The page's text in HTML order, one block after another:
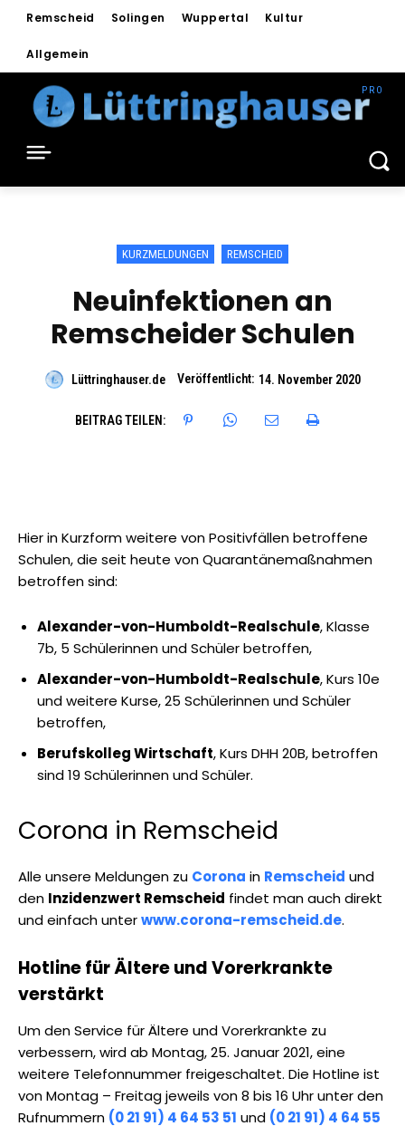
Remscheid Solingen Wuppertal Kultur
Allgemein
KURZMELDUNGEN REMSCHEID
Neuinfektionen an
Remscheider Schulen
Lüttringhauser.de Veröffentlicht: 14. November 2020
BEITRAG TEILEN:
Hier in Kurzform weitere von Positivfällen betroffene
Schulen, die seit heute von Quarantänemaßnahmen
betroffen sind:
Alexander-von-Humboldt-Realschule, Klasse
7b, 5 Schülerinnen und Schüler betroffen,
Alexander-von-Humboldt-Realschule, Kurs 10e
und weitere Kurse, 25 Schülerinnen und Schüler
betroffen,
Berufskolleg Wirtschaft, Kurs DHH 20B, betroffen
sind 19 Schülerinnen und Schüler.
Corona in Remscheid
Alle unsere Meldungen zu Corona in Remscheid und
den Inzidenzwert Remscheid findet man auch direkt
und einfach unterwww.corona-remscheid.de.
Hotline für Ältere und Vorerkrankte
verstärkt
Um den Service für Ältere und Vorerkrankte zu
verbessern, wird ab Montag, 25. Januar 2021, eine
weitere Telefonnummer freigeschaltet. Die Hotline ist
von Montag – Freitag jeweils von 8 bis 16 Uhr unter den
Rufnummern (0 21 91) 4 64 53 51 und (0 21 91) 4 64 55